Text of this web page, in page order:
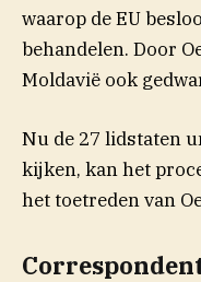
waarop de EU
behandelen. Door
Moldavië ook
Nu de 27 lidstaten
kijken, kan het
het toetreden van